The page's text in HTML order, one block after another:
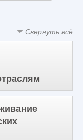
Свернуть всё